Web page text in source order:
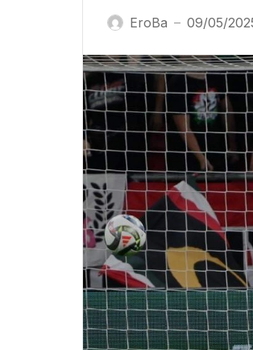
EroBa — 09/05/